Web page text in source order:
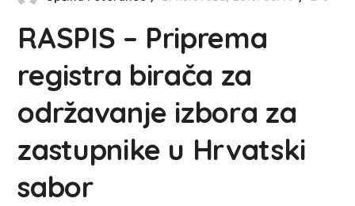
RASPIS – Priprema
registra birača za
održavanje izbora za
zastupnike u Hrvatski
sabor